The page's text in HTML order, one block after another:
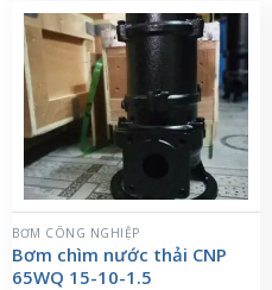
BƠM CÔNG NGHIỆP
Bơm chìm nước thải CNP
65WQ 15-10-1.5